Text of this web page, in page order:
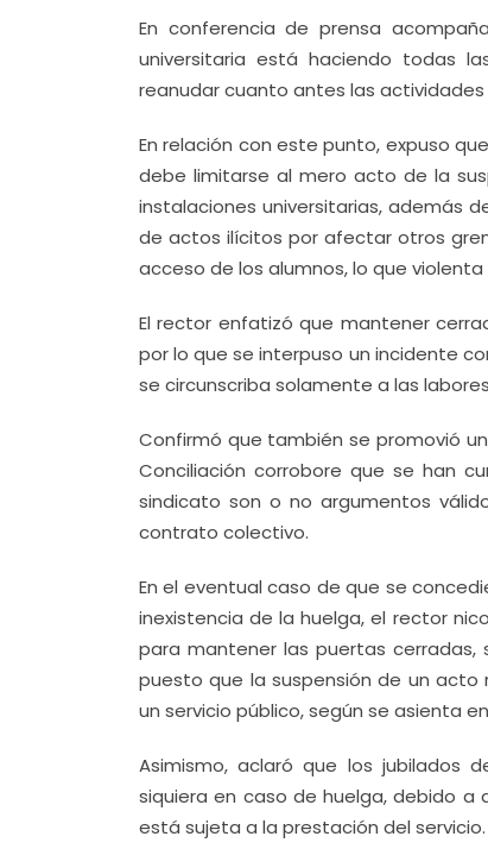
En conferencia de prensa
universitaria está haciendo todas
reanudar cuanto antes las
En relación con este punto, expuso
debe limitarse al mero acto de la
instalaciones universitarias, además
de actos ilícitos por afectar otros
acceso de los alumnos, lo que
El rector enfatizó que mantener
por lo que se interpuso un incidente
se circunscriba solamente a las
Confirmó que también se promovió
Conciliación corrobore que se han
sindicato son o no argumentos
contrato colectivo.
En el eventual caso de que se
inexistencia de la huelga, el rector
para mantener las puertas cerradas,
puesto que la suspensión de un
un servicio público, según se asienta
Asimismo, aclaró que los jubilados
siquiera en caso de huelga, debido a
está sujeta a la prestación del servicio.